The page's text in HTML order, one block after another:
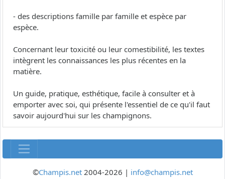
- des descriptions famille par famille et espèce par
espèce.
Concernant leur toxicité ou leur comestibilité, les textes
intègrent les connaissances les plus récentes en la
matière.
Un guide, pratique, esthétique, facile à consulter et à
emporter avec soi, qui présente l'essentiel de ce qu'il faut
savoir aujourd'hui sur les champignons.
©Champis.net2004-2026 | info@champis.net